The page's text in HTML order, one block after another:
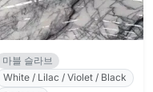
마블 슬라브
White / Lilac / Violet / Black